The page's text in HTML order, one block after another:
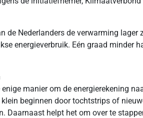
de Nederlanders de verwarming
energieverbruik. Eén graad minder
manier om de energierekening
beginnen door tochtstrips of
Daarnaast helpt het om over te